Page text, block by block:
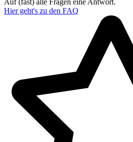
Hier geht's zu den FAQ